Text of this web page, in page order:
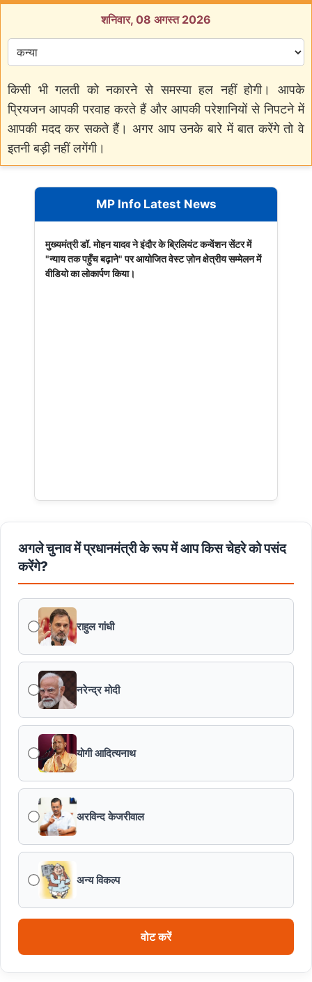
शनिवार, 08 अगस्त 2026
किसी भी गलती को नकारने से समस्या हल नहीं होगी। आपके
प्रियजन आपकी परवाह करते हैं और आपकी परेशानियों से निपटने में
आपकी मदद कर सकते हैं। अगर आप उनके बारे में बात करेंगे तो वे
इतनी बड़ी नहीं लगेंगी।
MP Info Latest News
मुख्यमंत्री डॉ. मोहन यादव ने इंदौर के ब्रिलियंट कन्वेंशन सेंटर में
"न्याय तक पहुँच बढ़ाने" पर आयोजित वेस्ट ज़ोन क्षेत्रीय सम्मेलन में
वीडियो का लोकार्पण किया।
अगले चुनाव में प्रधानमंत्री के रूप में आप किस चेहरे को पसंद
करेंगे?
राहुल गांधी
नरेन्द्र मोदी
योगी आदित्यनाथ
अरविन्द केजरीवाल
अन्य विकल्प
वोट करें